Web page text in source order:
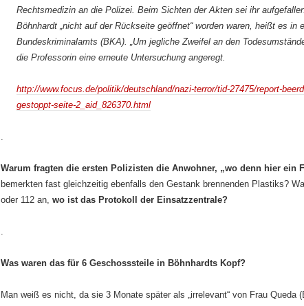
Rechtsmedizin an die Polizei. Beim Sichten der Akten sei ihr
Böhnhardt „nicht auf der Rückseite geöffnet“ worden waren, heißt es in
Bundeskriminalamts (BKA). „Um jegliche Zweifel an den
die Professorin eine erneute Untersuchung angeregt.
http://www.focus.de/politik/deutschland/nazi-terror/tid-27475/report-
gestoppt-seite-2_aid_826370.html
.
Warum fragten die ersten Polizisten die Anwohner, „wo denn hier ein
bemerkten fast gleichzeitig ebenfalls den Gestank brennenden Plastiks?
oder 112 an, wo ist das Protokoll der Einsatzzentrale?
.
Was waren das für 6 Geschosssteile in Böhnhardts Kopf?
Man weiß es nicht, da sie 3 Monate später als „irrelevant“ von Frau Queda